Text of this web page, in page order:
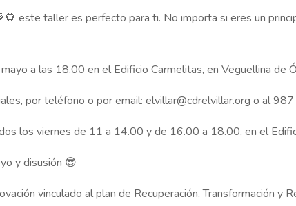
este taller es perfecto para ti. No importa si eres un
a las 18.00 en el Edificio Carmelitas, en Veguellina de
por teléfono o por email: elvillar@cdrelvillar.org o al
los viernes de 11 a 14.00 y de 16.00 a 18.00, en el
y disusión 😎
vinculado al plan de Recuperación, Transformación y